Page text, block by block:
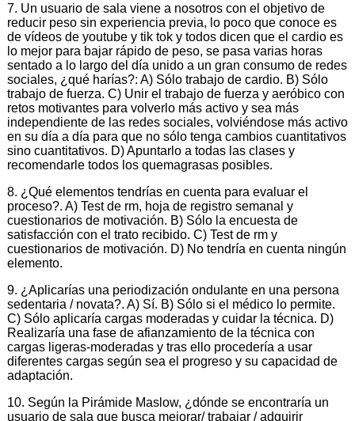
7. Un usuario de sala viene a nosotros con el objetivo de
reducir peso sin experiencia previa, lo poco que conoce es
de vídeos de youtube y tik tok y todos dicen que el cardio es
lo mejor para bajar rápido de peso, se pasa varias horas
sentado a lo largo del día unido a un gran consumo de redes
sociales, ¿qué harías?: A) Sólo trabajo de cardio. B) Sólo
trabajo de fuerza. C) Unir el trabajo de fuerza y aeróbico con
retos motivantes para volverlo más activo y sea más
independiente de las redes sociales, volviéndose más activo
en su día a día para que no sólo tenga cambios cuantitativos
sino cuantitativos. D) Apuntarlo a todas las clases y
recomendarle todos los quemagrasas posibles.
8. ¿Qué elementos tendrías en cuenta para evaluar el
proceso?. A) Test de rm, hoja de registro semanal y
cuestionarios de motivación. B) Sólo la encuesta de
satisfacción con el trato recibido. C) Test de rm y
cuestionarios de motivación. D) No tendría en cuenta ningún
elemento.
9. ¿Aplicarías una periodización ondulante en una persona
sedentaria / novata?. A) Sí. B) Sólo si el médico lo permite.
C) Sólo aplicaría cargas moderadas y cuidar la técnica. D)
Realizaría una fase de afianzamiento de la técnica con
cargas ligeras-moderadas y tras ello procedería a usar
diferentes cargas según sea el progreso y su capacidad de
adaptación.
10. Según la Pirámide Maslow, ¿dónde se encontraría un
usuario de sala que busca mejorar/ trabajar / adquirir